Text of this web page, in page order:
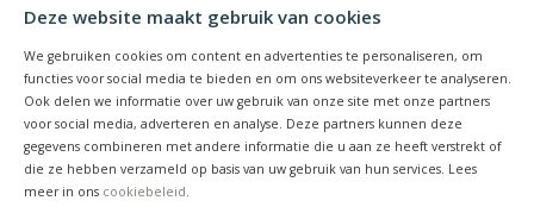
Deze website maakt gebruik van cookies
We gebruiken cookies om content en advertenties te personaliseren, om
functies voor social media te bieden en om ons websiteverkeer te analyseren.
Ook delen we informatie over uw gebruik van onze site met onze partners
voor social media, adverteren en analyse. Deze partners kunnen deze
gegevens combineren met andere informatie die u aan ze heeft verstrekt of
die ze hebben verzameld op basis van uw gebruik van hun services. Lees
meer in ons cookiebeleid
Binnendiameter 235,2 mm
Buitendiameter 250 mm
Diameter 250 mm